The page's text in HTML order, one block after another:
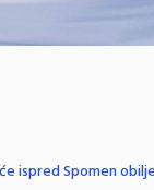
ispred Spomen